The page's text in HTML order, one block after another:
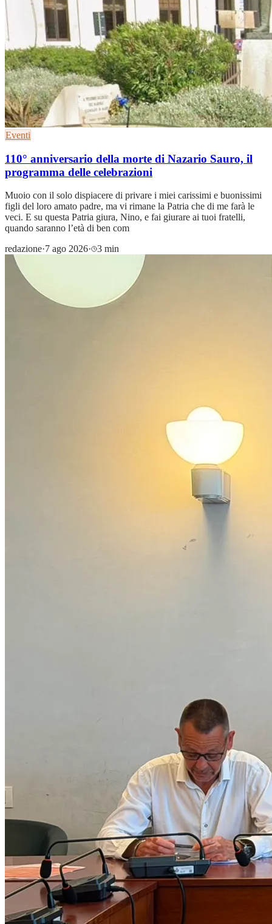
Eventi
110° anniversario della morte di Nazario Sauro, il
programma delle celebrazioni
Muoio con il solo dispiacere di privare i miei carissimi e buonissimi
figli del loro amato padre, ma vi rimane la Patria che di me farà le
veci. E su questa Patria giura, Nino, e fai giurare ai tuoi fratelli,
quando saranno l’età di ben com
redazione·7 ago 2026· 3 min